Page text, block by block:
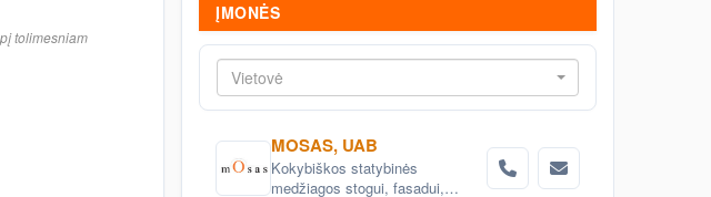
tolimesniam
ĮMONĖS
Vietovė
MOSAS, UAB
Kokybiškos statybinės
medžiagos stogui, fasadui,